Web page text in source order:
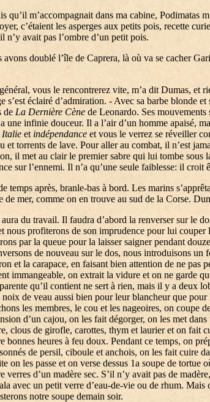
qu’il m’accompagnait dans ma cabine, Podimatas
c’étaient les asperges aux petits pois, recette
n’y avait pas l’ombre d’un petit pois.
avons doublé l’île de Caprera, là où va se cacher
vous le rencontrerez vite, m’a dit Dumas, et
s’est éclairé d’admiration. - Avec sa barbe blonde
de La Dernière Cène de Leonardo. Ses mouvements
une infinie douceur. Il a l’air d’un homme apaisé,
Italie et indépendance et vous le verrez se réveiller
et torrents de lave. Pour aller au combat, il n’est
il met au clair le premier sabre qui lui tombe sous
sur l’ennemi. Il n’a qu’une seule faiblesse: il croit
temps après, branle-bas à bord. Les marins
de mer, comme on en trouve au sud de la Corse.
du travail. Il faudra d’abord la renverser sur le
nous profiterons de son imprudence pour lui couper
par la queue pour la laisser saigner pendant
de nouveau sur le dos, nous introduisons un
et la carapace, en faisant bien attention de ne pas
immangeable, on extrait la vidure et on ne garde
qu’il contient ne sert à rien, mais il y a deux
noix de veau aussi bien pour leur blancheur que
les membres, le cou et les nageoires, on coupe
d’un cajou, on les fait dégorger, on les met
clous de girofle, carottes, thym et laurier et on fait
bonnes heures à feu doux. Pendant ce temps, on
de persil, ciboule et anchois, on les fait cuire
on les passe et on verse dessus 1a soupe de tortue
verres d’un madère sec. S’il n’y avait pas de
avec un petit verre d’eau-de-vie ou de rhum. Mais
notre soupe demain soir.